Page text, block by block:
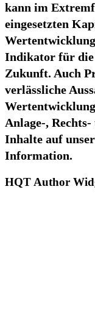
kann im
eingesetzten
Indikator für
Zukunft. Auch
verlässliche
Anlage-,
Inhalte auf
Information.
HQT Author